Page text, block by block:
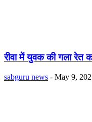
रीवा में युवक की गला रेत
sabguru news - May 9,